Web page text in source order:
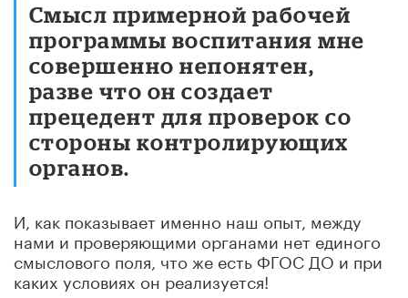
Смысл примерной рабочей
программы воспитания мне
совершенно непонятен,
разве что он создает
прецедент для проверок со
стороны контролирующих
органов.
И, как показывает именно наш опыт, между
нами и проверяющими органами нет единого
смыслового поля, что же есть ФГОС ДО и при
каких условиях он реализуется!